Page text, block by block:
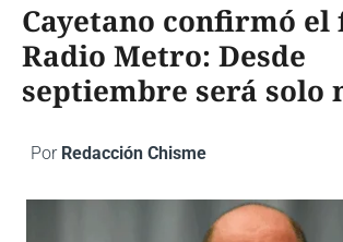
Cayetano confirmó el
Radio Metro: Desde
septiembre será solo
Por Redacción Chisme